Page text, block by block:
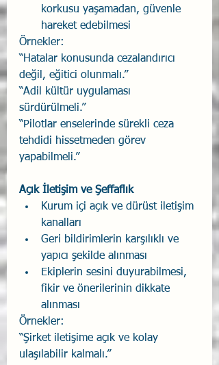
korkusu yaşamadan, güvenle
hareket edebilmesi
Örnekler:
“Hatalar konusunda cezalandırıcı
değil, eğitici olunmalı.”
“Adil kültür uygulaması
sürdürülmeli.”
“Pilotlar enselerinde sürekli ceza
tehdidi hissetmeden görev
yapabilmeli.”
Açık İletişim ve Şeffaflık
Kurum içi açık ve dürüst iletişim
kanalları
Geri bildirimlerin karşılıklı ve
yapıcı şekilde alınması
Ekiplerin sesini duyurabilmesi,
fikir ve önerilerinin dikkate
alınması
Örnekler:
“Şirket iletişime açık ve kolay
ulaşılabilir kalmalı.”